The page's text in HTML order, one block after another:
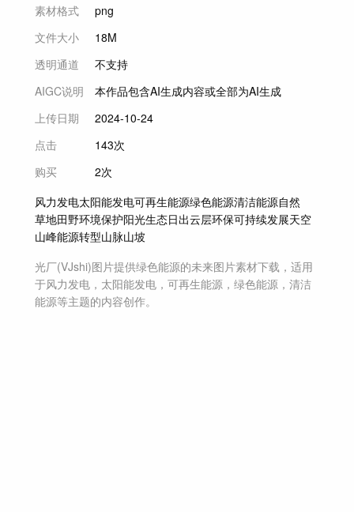
素材格式
png
文件大小
18M
透明通道
不支持
AIGC说明
本作品包含AI生成内容或全部为AI生成
上传日期
2024-10-24
点击
143次
购买
2次
风力发电太阳能发电可再生能源绿色能源清洁能源自然
草地田野环境保护阳光生态日出云层环保可持续发展天空
山峰能源转型山脉山坡
光厂(VJshi)图片提供绿色能源的未来图片素材下载，适用
于风力发电，太阳能发电，可再生能源，绿色能源，清洁
能源等主题的内容创作。